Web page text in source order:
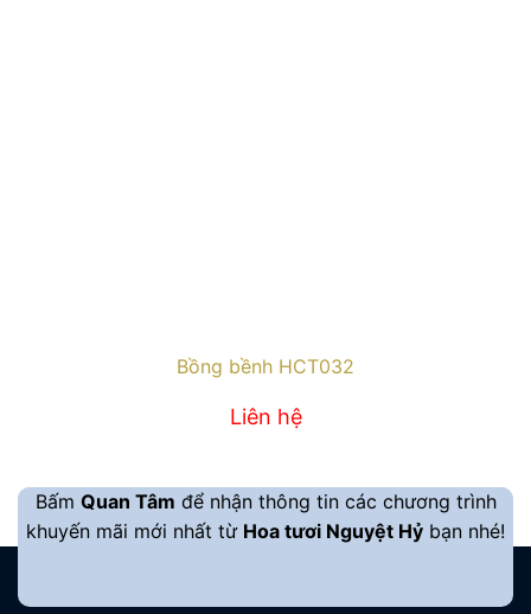
Bồng bềnh HCT032
Liên hệ
Bấm Quan Tâm để nhận thông tin các chương trình
khuyến mãi mới nhất từ Hoa tươi Nguyệt Hỷ bạn nhé!